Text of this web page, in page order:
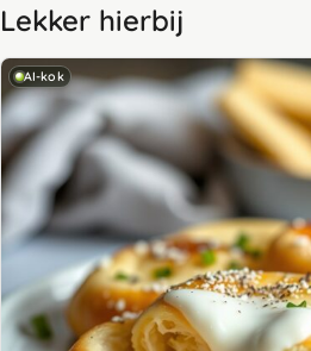
Lekker hierbij
AI-kok